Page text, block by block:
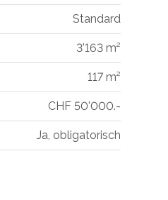
Standard
3'163 m²
117 m²
CHF 50'000.-
Ja, obligatorisch